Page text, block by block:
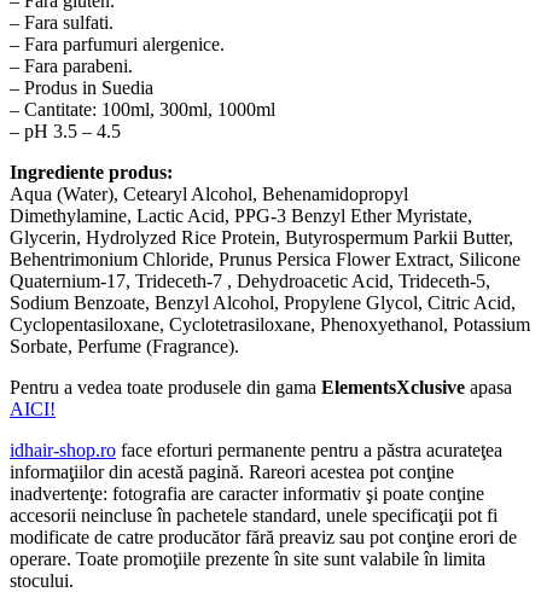
– Fara sulfati.
– Fara parfumuri alergenice.
– Fara parabeni.
– Produs in Suedia
– Cantitate: 100ml, 300ml, 1000ml
– pH 3.5 – 4.5
Ingrediente produs:
Aqua (Water), Cetearyl Alcohol, Behenamidopropyl
Dimethylamine, Lactic Acid, PPG-3 Benzyl Ether Myristate,
Glycerin, Hydrolyzed Rice Protein, Butyrospermum Parkii Butter,
Behentrimonium Chloride, Prunus Persica Flower Extract, Silicone
Quaternium-17, Trideceth-7 , Dehydroacetic Acid, Trideceth-5,
Sodium Benzoate, Benzyl Alcohol, Propylene Glycol, Citric Acid,
Cyclopentasiloxane, Cyclotetrasiloxane, Phenoxyethanol, Potassium
Sorbate, Perfume (Fragrance).
Pentru a vedea toate produsele din gama ElementsXclusive apasa
AICI!
idhair-shop.ro face eforturi permanente pentru a păstra acurateţea
informaţiilor din acestă pagină. Rareori acestea pot conţine
inadvertenţe: fotografia are caracter informativ şi poate conţine
accesorii neincluse în pachetele standard, unele specificaţii pot fi
modificate de catre producător fără preaviz sau pot conţine erori de
operare. Toate promoţiile prezente în site sunt valabile în limita
stocului.